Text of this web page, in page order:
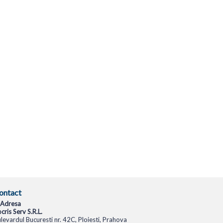
Adresa
Serv S.R.L.
Bucuresti nr. 42C, Ploiesti, Prahova